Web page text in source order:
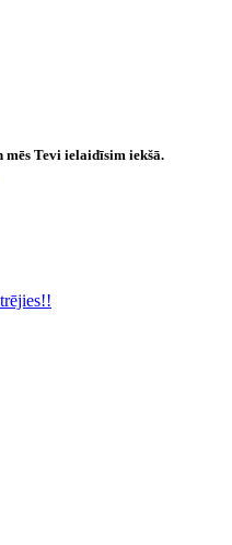
Tevi ielaidīsim iekšā.